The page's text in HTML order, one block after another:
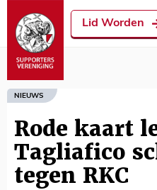
Lid Worden
NIEUWS
Rode kaart
Tagliafico
tegen RKC